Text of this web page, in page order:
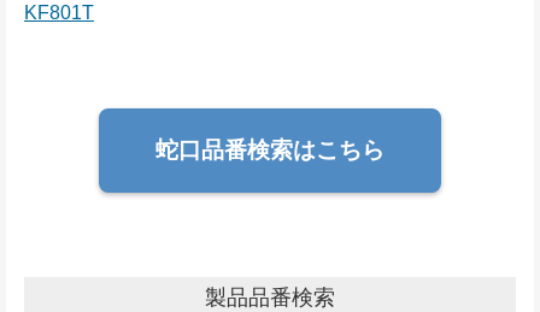
KF801T
蛇口品番検索はこちら
製品品番検索